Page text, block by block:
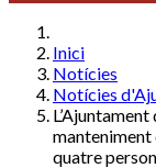
Inici
Notícies
Notícies
manteniment
quatre